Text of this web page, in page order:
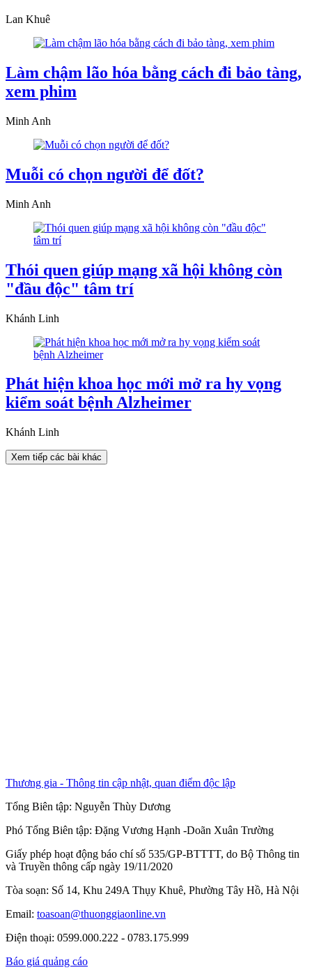
Lan Khuê
Làm chậm lão hóa bằng cách đi bảo tàng,
xem phim
Minh Anh
Muỗi có chọn người để đốt?
Minh Anh
Thói quen giúp mạng xã hội không còn
"đầu độc" tâm trí
Khánh Linh
Phát hiện khoa học mới mở ra hy vọng
kiểm soát bệnh Alzheimer
Khánh Linh
Xem tiếp các bài khác
Thương gia - Thông tin cập nhật, quan điểm độc lập
Tổng Biên tập: Nguyễn Thùy Dương
Phó Tổng Biên tập: Đặng Vương Hạnh -Doãn Xuân Trường
Giấy phép hoạt động báo chí số 535/GP-BTTTT, do Bộ Thông tin
và Truyền thông cấp ngày 19/11/2020
Tòa soạn: Số 14, Khu 249A Thụy Khuê, Phường Tây Hồ, Hà Nội
Email: toasoan@thuonggiaonline.vn
Điện thoại: 0599.000.222 - 0783.175.999
Báo giá quảng cáo